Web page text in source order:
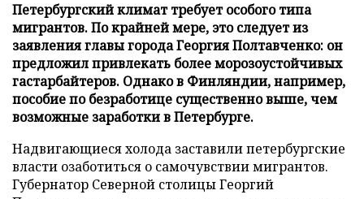
Петербургский климат требует особого типа
мигрантов. По крайней мере, это следует из
заявления главы города Георгия Полтавченко: он
предложил привлекать более морозоустойчивых
гастарбайтеров. Однако в Финляндии, например,
пособие по безработице существенно выше, чем
возможные заработки в Петербурге.
Надвигающиеся холода заставили петербургские
власти озаботиться о самочувствии мигрантов.
Губернатор Северной столицы Георгий